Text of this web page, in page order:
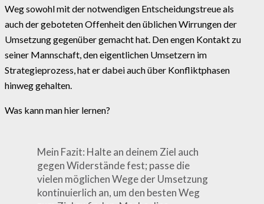
Weg sowohl mit der notwendigen Entscheidungstreue als
auch der geboteten Offenheit den üblichen Wirrungen der
Umsetzung gegenüber gemacht hat. Den engen Kontakt zu
seiner Mannschaft, den eigentlichen Umsetzern im
Strategieprozess, hat er dabei auch über Konfliktphasen
hinweg gehalten.
Was kann man hier lernen?
Mein Fazit: Halte an deinem Ziel auch
gegen Widerstände fest; passe die
vielen möglichen Wege der Umsetzung
kontinuierlich an, um den besten Weg